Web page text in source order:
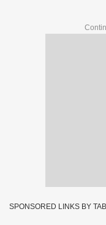
SPONSORED LINKS BY